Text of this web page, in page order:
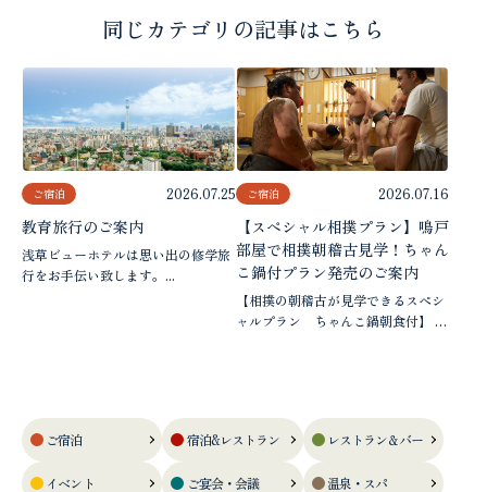
同じカテゴリの記事はこちら
ご宿泊 2026.07.25
教育旅行のご案内
浅草ビューホテルは思い出の修学旅
行をお手伝い致します。...
ご宿泊 2026.07.16
【スペシャル相撲プラン】鳴戸
部屋で相撲朝稽古見学！ちゃん
こ鍋付プラン発売のご案内
【相撲の朝稽古が見学できるスペシ
ャルプラン ちゃんこ鍋朝食付】 ブ
ご宿泊 宿泊&レストラン レストラン＆バー
イベント ご宴会・会議 温泉・スパ